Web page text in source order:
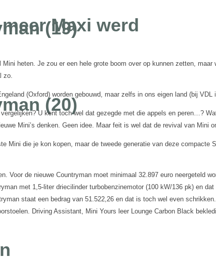
(19)
(20)
Maxi werd
Mini heten. Je zou er een hele grote boom over op kunnen zetten,
zo.
(Oxford) worden gebouwd, maar zelfs in ons eigen land (bij
U kent toch wel dat gezegde met die appels en peren…?
Mini’s denken. Geen idee. Maar feit is wel dat de revival van Mini
Mini die je kon kopen, maar de tweede generatie van deze
Voor de nieuwe Countryman moet minimaal 32.897 euro neergeteld
met 1,5-liter driecilinder turbobenzinemotor (100 kW/136 pk) en
staat een bedrag van 51.522,26 en dat is toch wel even
Driving Assistant, Mini Yours leer Lounge Carbon Black